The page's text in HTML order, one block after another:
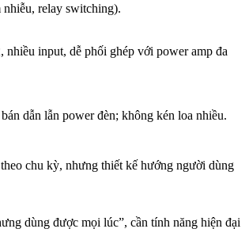
relay switching).
input, dễ phối ghép với power amp đa
dẫn lẫn power đèn; không kén loa nhiều.
chu kỳ, nhưng thiết kế hướng người dùng
dùng được mọi lúc”, cần tính năng hiện đại